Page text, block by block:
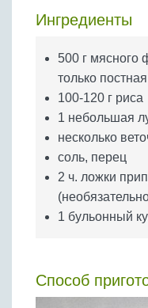
Яйца
Крупы
Ингредиенты
500 г мясного
только
100-120 г риса
1 небольшая
несколько
соль, перец
2 ч. ложки
1 бульонный
Способ